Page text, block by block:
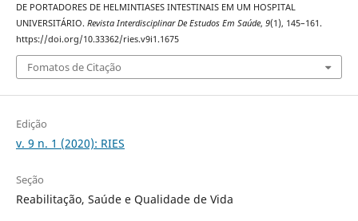
DE PORTADORES DE HELMINTIASES INTESTINAIS EM UM HOSPITAL
UNIVERSITÁRIO. Revista Interdisciplinar De Estudos Em Saúde, 9(1), 145–161.
https://doi.org/10.33362/ries.v9i1.1675
Fomatos de Citação
Edição
v. 9 n. 1 (2020): RIES
Seção
Reabilitação, Saúde e Qualidade de Vida